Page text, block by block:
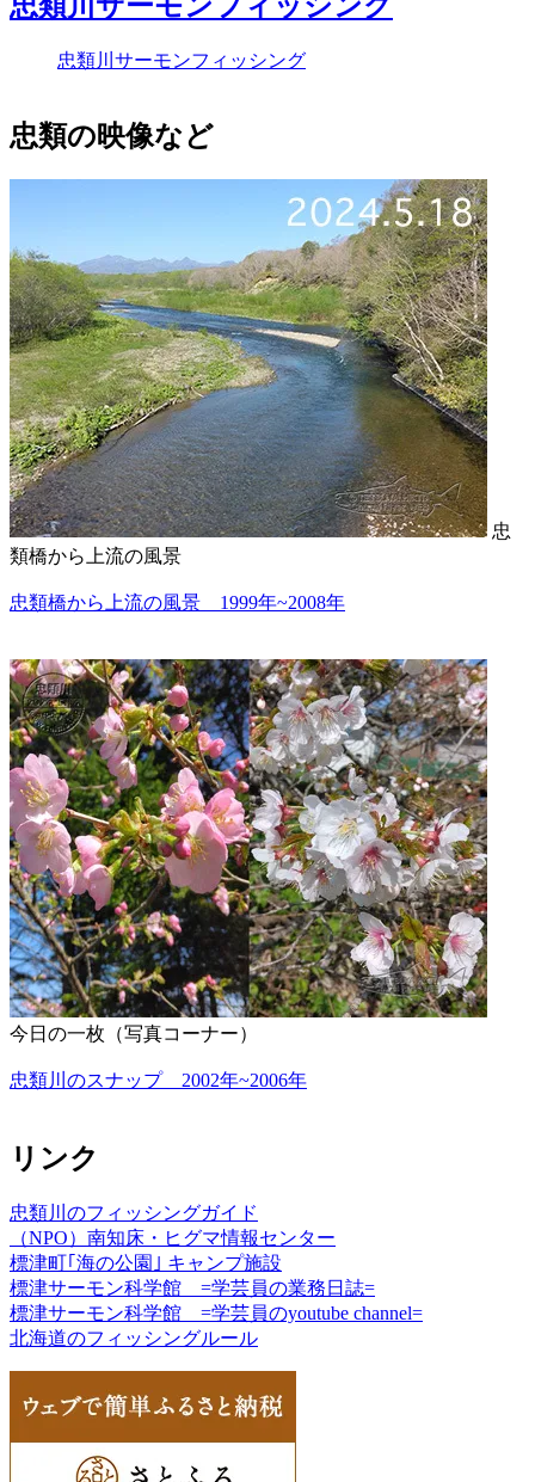
忠類川サーモンフィッシング
忠類川サーモンフィッシング
忠類の映像など
忠
類橋から上流の風景
忠類橋から上流の風景 1999年~2008年
今日の一枚（写真コーナー）
忠類川のスナップ 2002年~2006年
リンク
忠類川のフィッシングガイド
（NPO）南知床・ヒグマ情報センター
標津町｢海の公園｣ キャンプ施設
標津サーモン科学館 =学芸員の業務日誌=
標津サーモン科学館 =学芸員のyoutube channel=
北海道のフィッシングルール